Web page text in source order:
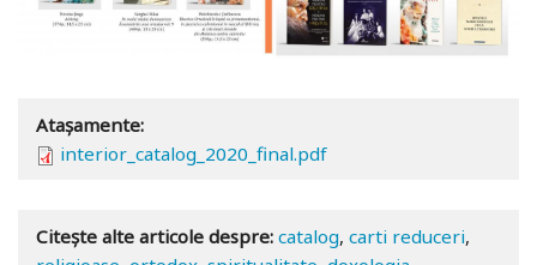
Atașamente:
interior_catalog_2020_final.pdf
Citește alte articole despre: catalog, carti reduceri,